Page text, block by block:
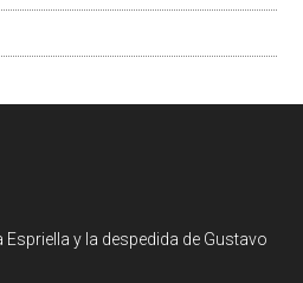
Espriella y la despedida de Gustavo